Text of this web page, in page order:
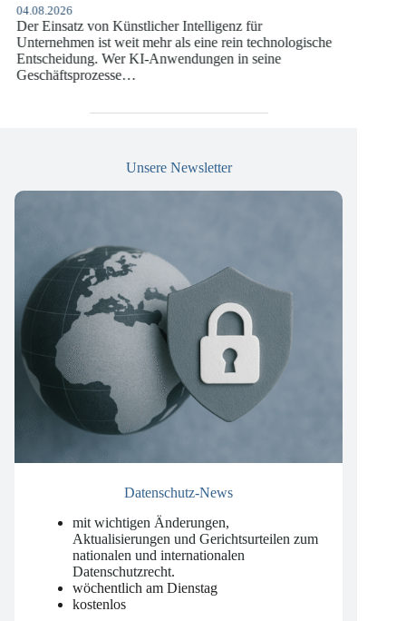
Intelligenz für
als eine rein technologische
Anwendungen in seine
07.07.2026
Die europäische
vergangenen Jahren eine
Unsere Newsletter
Datenschutz-News
mit wichtigen Änderungen,
Aktualisierungen und Gerichtsurteilen zum
nationalen und internationalen
Datenschutzrecht.
wöchentlich am Dienstag